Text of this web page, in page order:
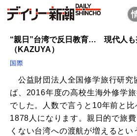
“親日”台湾で反日教育… 現代人も
（KAZUYA）
国際
公益財団法人全国修学旅行研究
ば、2016年度の高校生海外修学
でした。人数で言うと10年前と
1878人になります。親日的で旅
くない台湾への渡航が増えるとい